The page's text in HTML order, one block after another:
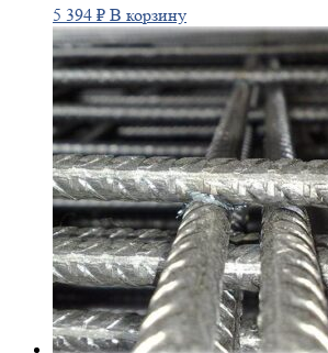
5 394 ₽ В корзину